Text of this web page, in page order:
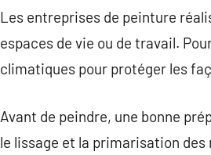
Les entreprises de peinture
espaces de vie ou de travail.
climatiques pour protéger les
Avant de peindre, une bonne
le lissage et la primarisation